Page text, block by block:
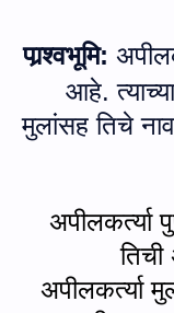
आहे.
मुलांसह तिचे
अपीलकर्त्या
अपीलकर्त्या